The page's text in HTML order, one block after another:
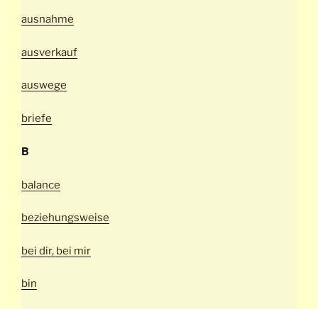
ausnahme
ausverkauf
auswege
briefe
B
balance
beziehungsweise
bei dir, bei mir
bin